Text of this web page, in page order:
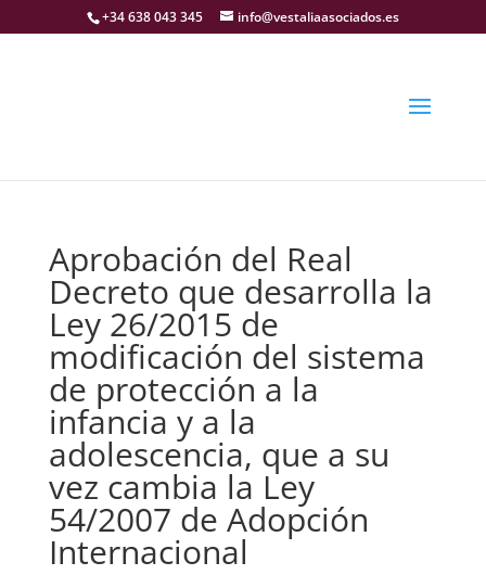
+34 638 043 345 info@vestaliaasociados.es
Aprobación del Real
Decreto que desarrolla la
Ley 26/2015 de
modificación del sistema
de protección a la
infancia y a la
adolescencia, que a su
vez cambia la Ley
54/2007 de Adopción
Internacional